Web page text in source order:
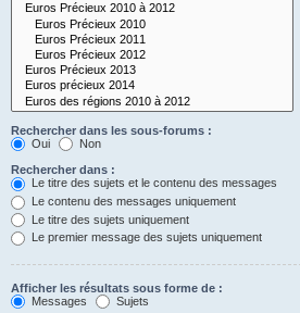
Rechercher dans les sous-forums :
Oui
Non
Rechercher dans :
Le titre des sujets et le contenu des messages
Le contenu des messages uniquement
Le titre des sujets uniquement
Le premier message des sujets uniquement
Afficher les résultats sous forme de :
Messages
Sujets